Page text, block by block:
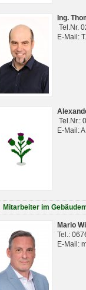
Ing.
Tel.Nr.
E-Mail:
Tel.Nr.:
E-Mail:
Mitarbeiter im
Mario
Tel.:
E-Mail: